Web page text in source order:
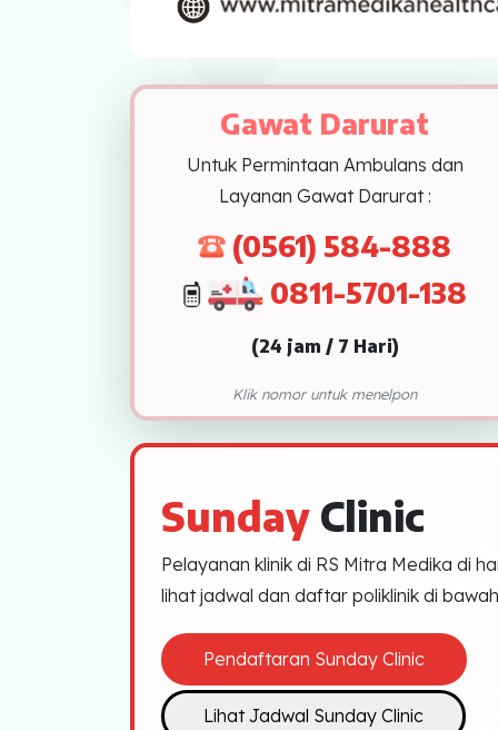
OCT
Multi Slice CT-Scan 128 Slices
Dialisis
Klinik Andrologi
NICU / HCU / PICU / ICU
CBCT (Cone Beam Computed
Bronkoskopi
Dokter
Jadwal Dokter
Sunday Clinic
Gawat Darurat
Untuk Permintaan Ambulans dan
Layanan Gawat Darurat :
(0561) 584-888
0811-5701-138
(24 jam / 7 Hari)
Klik nomor untuk menelpon
Sunday Clinic
Pelayanan klinik di RS Mitra Medika di
lihat jadwal dan daftar poliklinik di bawah
Pendaftaran Sunday Clinic
Lihat Jadwal Sunday Clinic